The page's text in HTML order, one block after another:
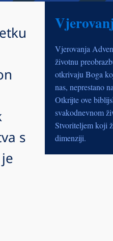
s
Vjerovanja
životnu
otkrivaju Boga
nas, neprestano
Otkrijte ove
svakodnevnom
Stvoriteljem koji
dimenziji.